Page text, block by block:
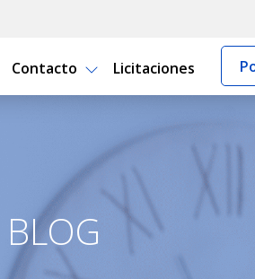
Contacto Licitaciones
BLOG